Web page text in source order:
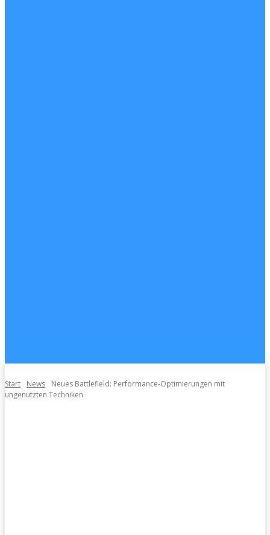
Start News
Neues Battlefield: Performance-Optimierungen mit
ungenutzten Techniken